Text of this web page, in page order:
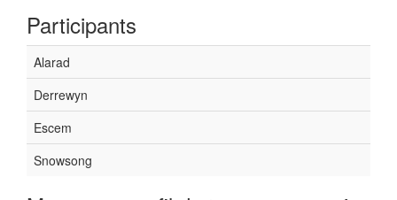
Participants
Alarad
Derrewyn
Escem
Snowsong